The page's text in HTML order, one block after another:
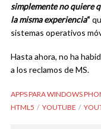
simplemente no quiere
la misma experiencia“
sistemas operativos
Hasta ahora, no ha
a los reclamos de MS.
APPS PARA WINDOWS
HTML5
YOUTUBE